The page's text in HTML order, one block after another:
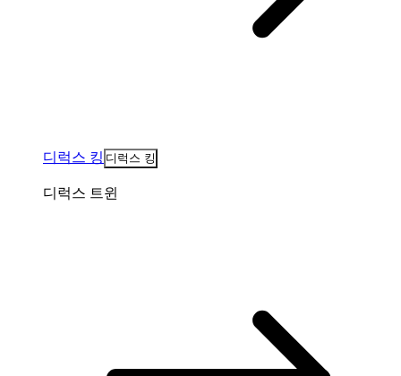
디럭스 킹 디럭스 킹
디럭스 트윈